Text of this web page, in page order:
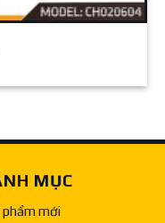
MỤC
phẩm mới